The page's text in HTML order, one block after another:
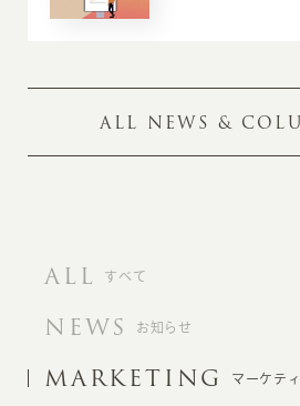
ALL NEWS &
ALL すべて
NEWS お知らせ
MARKETING マーケテ